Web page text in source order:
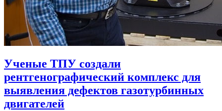
Ученые ТПУ создали
рентгенографический комплекс для
выявления дефектов газотурбинных
двигателей